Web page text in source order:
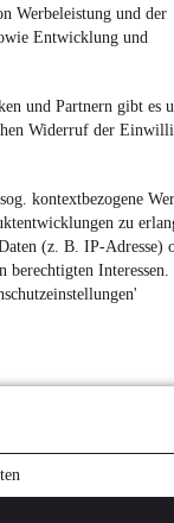
Werbeleistung und der
Entwicklung und
und Partnern gibt es
Widerruf der
kontextbezogene
zu
(z. B. IP-Adresse)
berechtigten Interessen.